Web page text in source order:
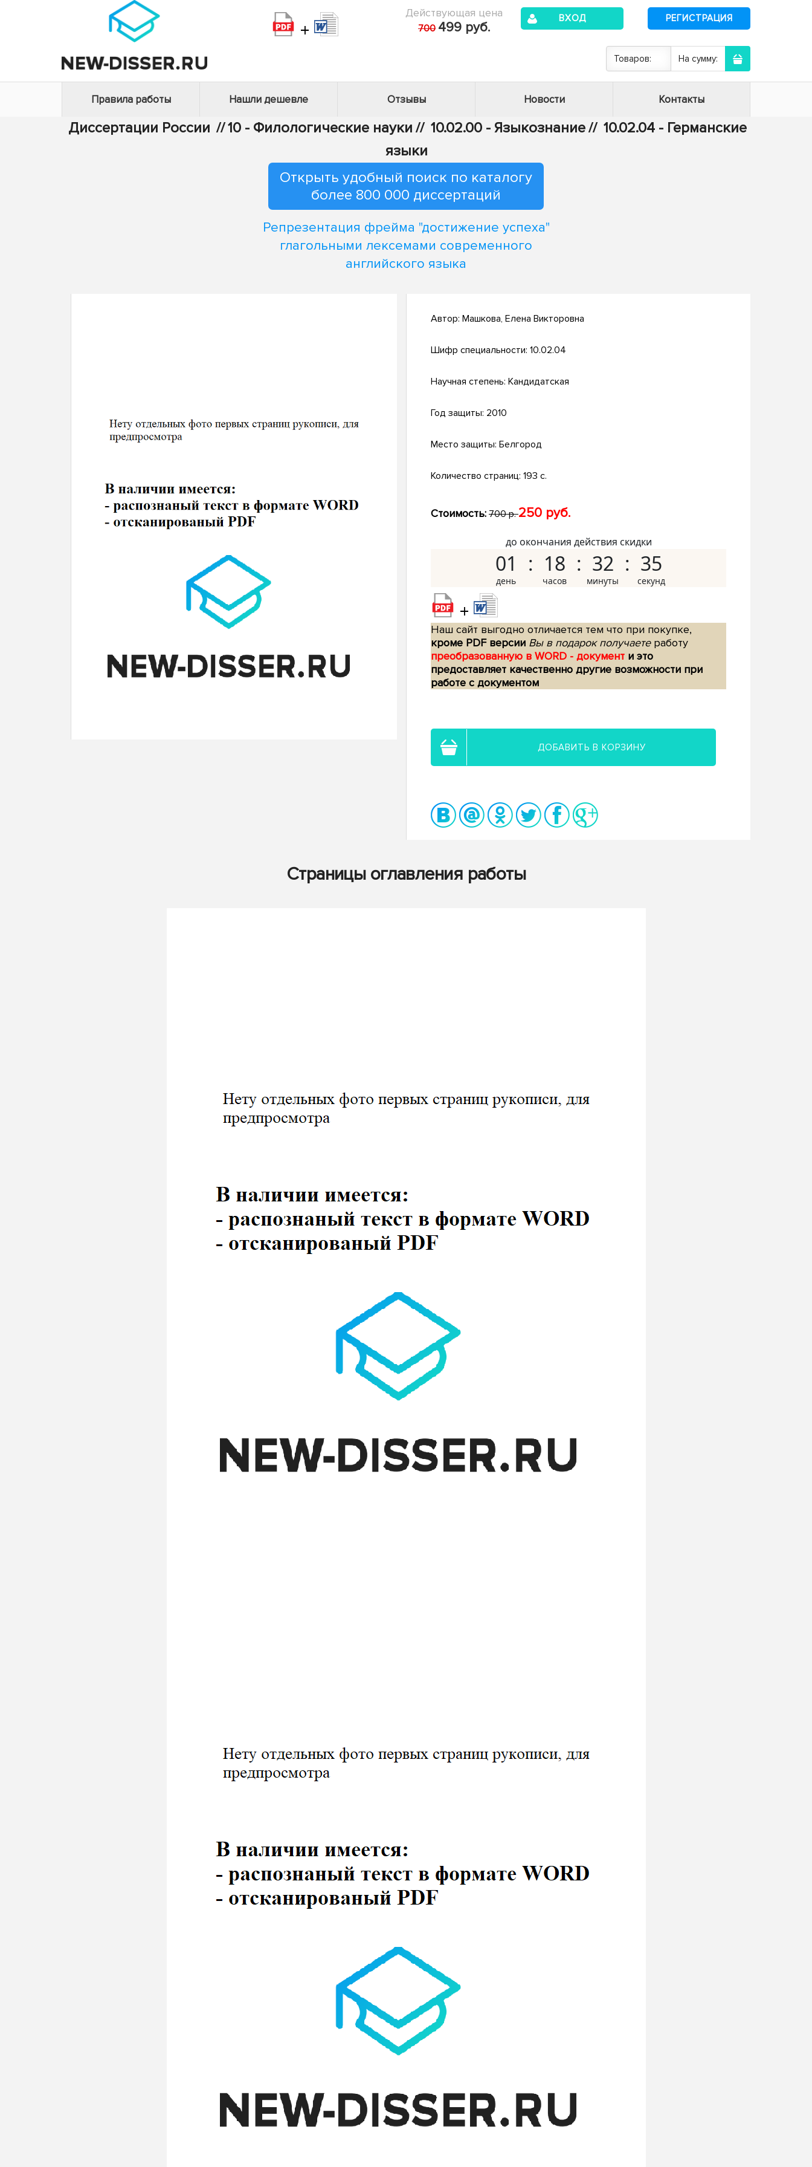
+
Действующая цена
700 499 руб.
ВХОД РЕГИСТРАЦИЯ
Товаров: На сумму:
Правила работы Нашли дешевле Отзывы Новости Контакты
Диссертации России //10 - Филологические науки // 10.02.00 - Языкознание// 10.02.04 - Германские
языки
Открыть удобный поиск по каталогу
более 800 000 диссертаций
Репрезентация фрейма "достижение успеха"
глагольными лексемами современного
английского языка
Автор: Машкова, Елена Викторовна
Шифр специальности: 10.02.04
Научная степень: Кандидатская
Год защиты: 2010
Место защиты: Белгород
Количество страниц: 193 с.
Стоимость: 700 р.250 руб.
до окончания действия скидки
01 18 32 34
+
Наш сайт выгодно отличается тем что при покупке,
кроме PDF версии Вы в подарок получаетеработу
преобразованную в WORD - документ и это
предоставляет качественно другие возможности при
работе с документом
ДОБАВИТЬ В КОРЗИНУ
Страницы оглавления работы